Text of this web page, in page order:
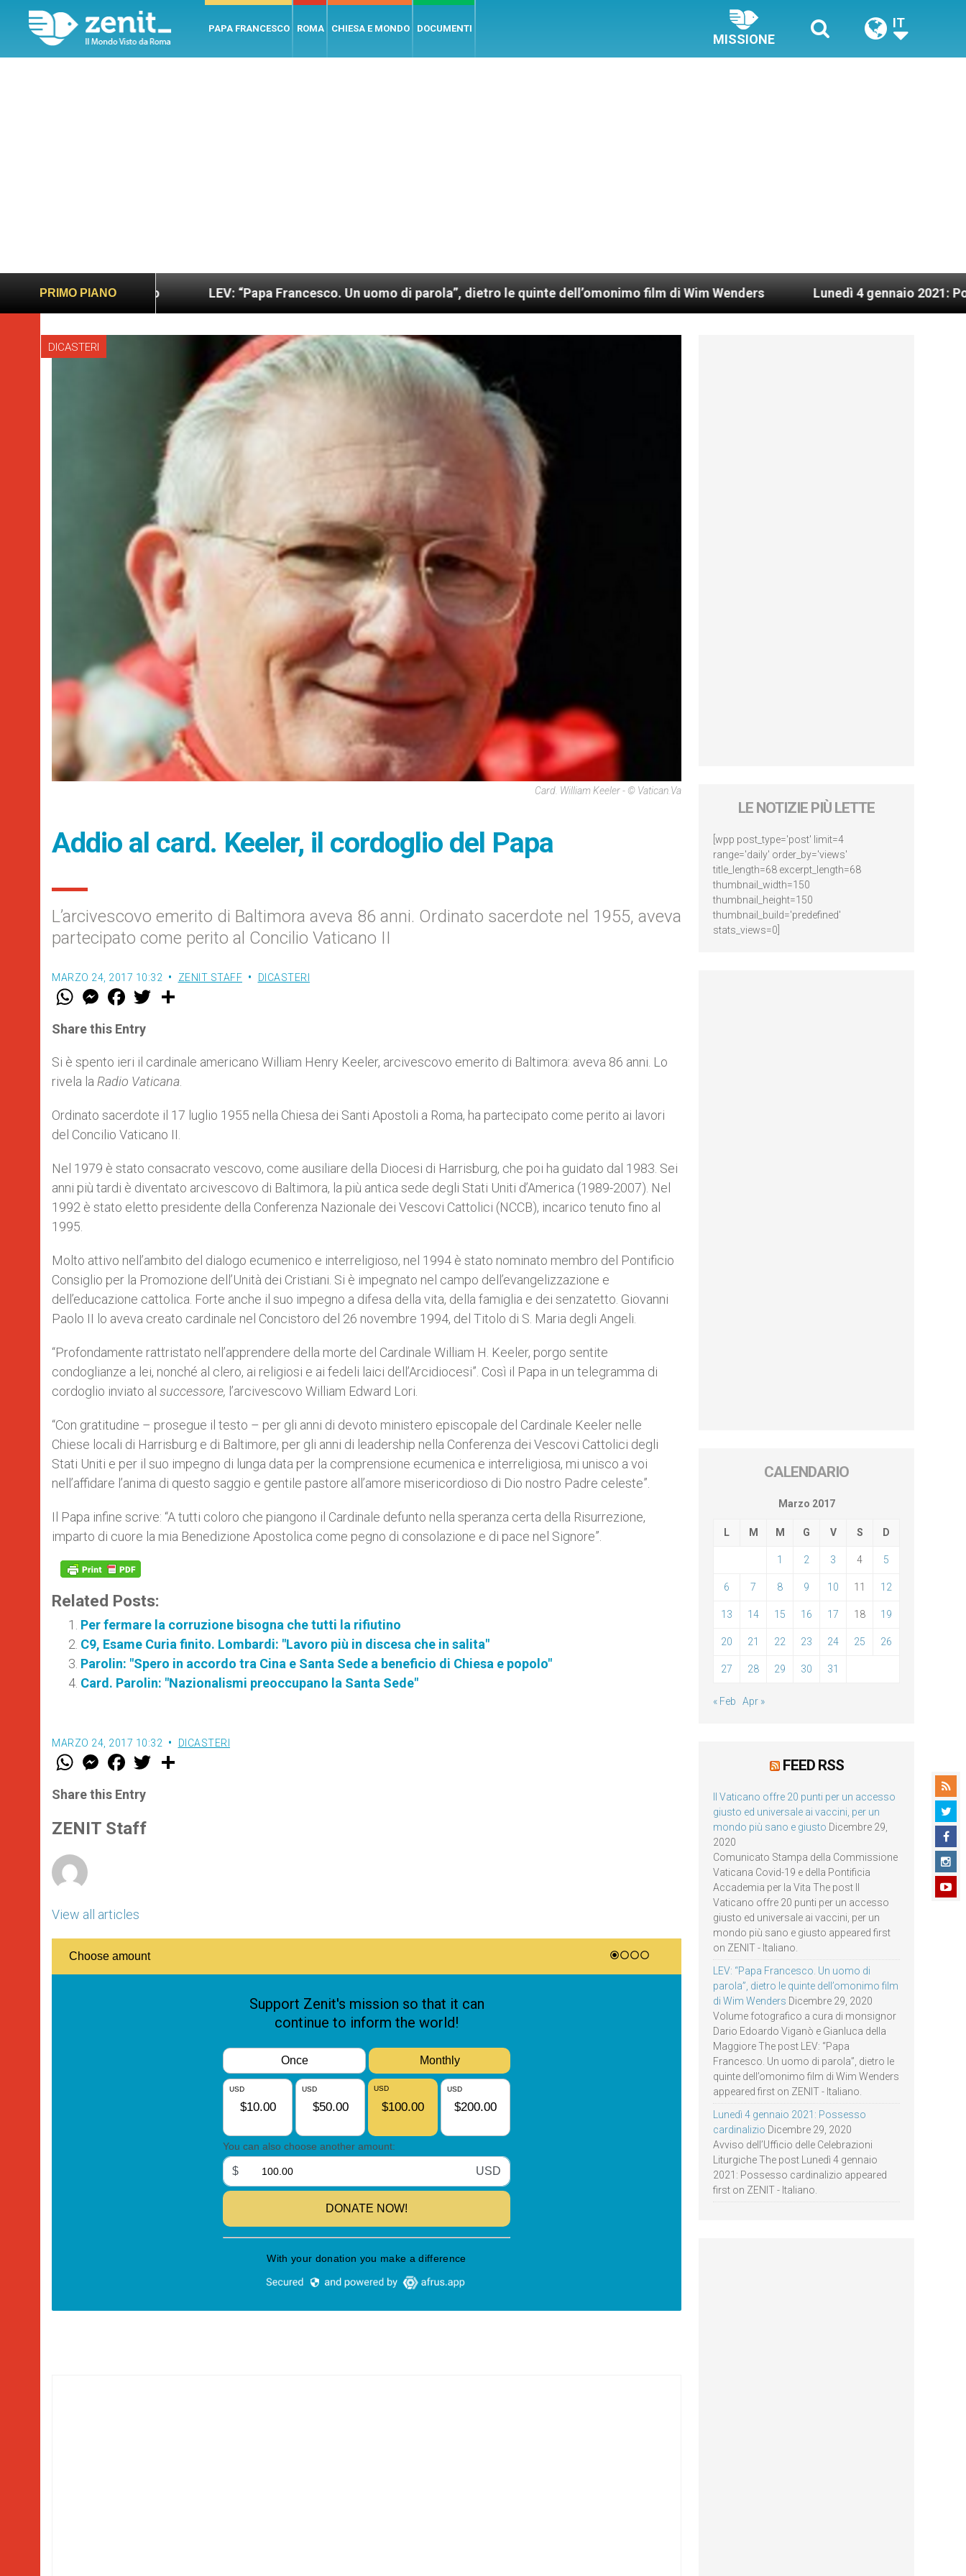
PAPA FRANCESCO ROMA CHIESA E MONDO DOCUMENTI
MISSIONE
IT
PRIMO PIANO
e giusto LEV: “Papa Francesco. Un uomo di parola”, dietro le quinte dell’omonimo film di Wim Wenders Lunedì 4 gennaio 2021: Possesso
DICASTERI
Card. William Keeler - © Vatican.Va
Addio al card. Keeler, il cordoglio del Papa
L’arcivescovo emerito di Baltimora aveva 86 anni. Ordinato sacerdote nel 1955, aveva
partecipato come perito al Concilio Vaticano II
MARZO 24, 2017 10:32 ZENIT STAFF DICASTERI
W
t
s
p
p
M
e
s
e
g
e
r
F
a
e
b
o
k
w
r
Share this Entry
Si è spento ieri il cardinale americano William Henry Keeler, arcivescovo emerito di Baltimora: aveva 86 anni. Lo
rivela la Radio Vaticana
Ordinato sacerdote il 17 luglio 1955 nella Chiesa dei Santi Apostoli a Roma, ha partecipato come perito ai lavori
del Concilio Vaticano II.
Nel 1979 è stato consacrato vescovo, come ausiliare della Diocesi di Harrisburg, che poi ha guidato dal 1983. Sei
anni più tardi è diventato arcivescovo di Baltimora, la più antica sede degli Stati Uniti d’America (1989-2007). Nel
1992 è stato eletto presidente della Conferenza Nazionale dei Vescovi Cattolici (NCCB), incarico tenuto fino al
1995.
Molto attivo nell’ambito del dialogo ecumenico e interreligioso, nel 1994 è stato nominato membro del Pontificio
Consiglio per la Promozione dell’Unità dei Cristiani. Si è impegnato nel campo dell’evangelizzazione e
dell’educazione cattolica. Forte anche il suo impegno a difesa della vita, della famiglia e dei senzatetto. Giovanni
Paolo II lo aveva creato cardinale nel Concistoro del 26 novembre 1994, del Titolo di S. Maria degli Angeli.
“Profondamente rattristato nell’apprendere della morte del Cardinale William H. Keeler, porgo sentite
condoglianze a lei, nonché al clero, ai religiosi e ai fedeli laici dell’Arcidiocesi”. Così il Papa in un telegramma di
cordoglio inviato al successore, l’arcivescovo William Edward Lori.
“Con gratitudine – prosegue il testo – per gli anni di devoto ministero episcopale del Cardinale Keeler nelle
Chiese locali di Harrisburg e di Baltimore, per gli anni di leadership nella Conferenza dei Vescovi Cattolici degli
Stati Uniti e per il suo impegno di lunga data per la comprensione ecumenica e interreligiosa, mi unisco a voi
nell’affidare l’anima di questo saggio e gentile pastore all’amore misericordioso di Dio nostro Padre celeste”.
Il Papa infine scrive: “A tutti coloro che piangono il Cardinale defunto nella speranza certa della Risurrezione,
imparto di cuore la mia Benedizione Apostolica come pegno di consolazione e di pace nel Signore”.
Related Posts:
Per fermare la corruzione bisogna che tutti la rifiutino
C9, Esame Curia finito. Lombardi: "Lavoro più in discesa che in salita"
Parolin: "Spero in accordo tra Cina e Santa Sede a beneficio di Chiesa e popolo"
Card. Parolin: "Nazionalismi preoccupano la Santa Sede"
MARZO 24, 2017 10:32 DICASTERI
W
t
s
p
p
M
e
s
e
g
e
F
a
e
b
o
k
w
Share this Entry
ZENIT Staff
View all articles
LE NOTIZIE PIÙ LETTE
[wpp post_type='post' limit=4
range='daily' order_by='views'
title_length=68 excerpt_length=68
thumbnail_width=150
thumbnail_height=150
thumbnail_build='predefined'
stats_views=0]
CALENDARIO
Marzo 2017
L M M G V S D
1 2 3 4 5
6 7 8 9 10 11 12
13 14 15 16 17 18 19
20 21 22 23 24 25 26
27 28 29 30 31
« Feb Apr »
FEED RSS
Il Vaticano offre 20 punti per un accesso
giusto ed universale ai vaccini, per un
mondo più sano e giusto Dicembre 29,
2020
Comunicato Stampa della Commissione
Vaticana Covid-19 e della Pontificia
Accademia per la Vita The post Il
Vaticano offre 20 punti per un accesso
giusto ed universale ai vaccini, per un
mondo più sano e giusto appeared first
on ZENIT - Italiano.
LEV: “Papa Francesco. Un uomo di
parola”, dietro le quinte dell’omonimo film
di Wim Wenders Dicembre 29, 2020
Volume fotografico a cura di monsignor
Dario Edoardo Viganò e Gianluca della
Maggiore The post LEV: “Papa
Francesco. Un uomo di parola”, dietro le
quinte dell’omonimo film di Wim Wenders
appeared first on ZENIT - Italiano.
Lunedì 4 gennaio 2021: Possesso
cardinalizio Dicembre 29, 2020
Avviso dell’Ufficio delle Celebrazioni
Liturgiche The post Lunedì 4 gennaio
2021: Possesso cardinalizio appeared
first on ZENIT - Italiano.